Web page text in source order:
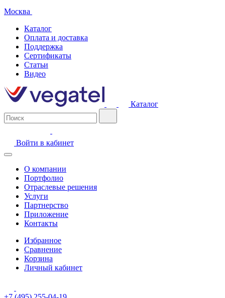
Москва
Каталог
Оплата и доставка
Поддержка
Сертификаты
Статьи
Видео
Каталог
Войти в кабинет
О компании
Портфолио
Отраслевые решения
Услуги
Партнерство
Приложение
Контакты
Избранное
Сравнение
Корзина
Личный кабинет